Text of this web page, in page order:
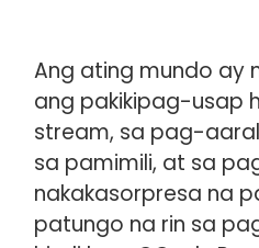
Ang ating mundo ay
ang pakikipag-usap
stream, sa pag-
sa pamimili, at sa
nakakasorpresa na
patungo na rin sa